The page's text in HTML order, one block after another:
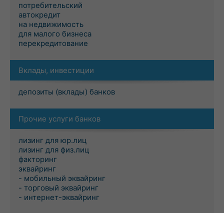
потребительский
автокредит
на недвижимость
для малого бизнеса
перекредитование
Вклады, инвестиции
депозиты (вклады) банков
Прочие услуги банков
лизинг для юр.лиц
лизинг для физ.лиц
факторинг
эквайринг
- мобильный эквайринг
- торговый эквайринг
- интернет-эквайринг